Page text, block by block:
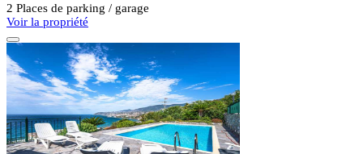
2 Places de parking / garage
Voir la propriété